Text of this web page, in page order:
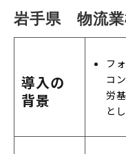
岩手県　物流業
導入の
背景
フ
コ
労
と